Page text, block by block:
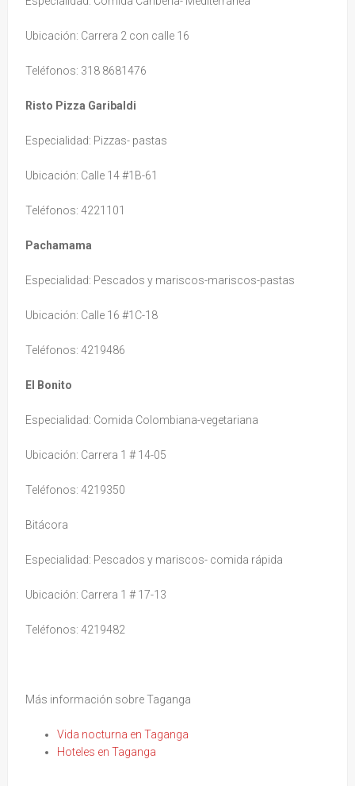
Ubicación: Carrera 2 con calle 16
Teléfonos: 318 8681476
Risto Pizza Garibaldi
Especialidad: Pizzas- pastas
Ubicación: Calle 14 #1B-61
Teléfonos: 4221101
Pachamama
Especialidad: Pescados y mariscos-mariscos-pastas
Ubicación: Calle 16 #1C-18
Teléfonos: 4219486
El Bonito
Especialidad: Comida Colombiana-vegetariana
Ubicación: Carrera 1 # 14-05
Teléfonos: 4219350
Bitácora
Especialidad: Pescados y mariscos- comida rápida
Ubicación: Carrera 1 # 17-13
Teléfonos: 4219482
Más información sobre Taganga
Vida nocturna en Taganga
Hoteles en Taganga